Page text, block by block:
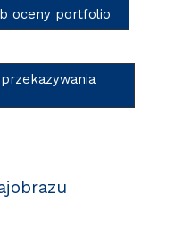
oceny portfolio